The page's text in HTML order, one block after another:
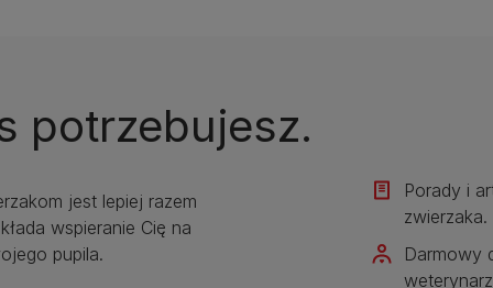
potrzebujesz.
jest lepiej razem
wspieranie Cię na
pupila.
Porady i
zwierzaka.​
Darmowy